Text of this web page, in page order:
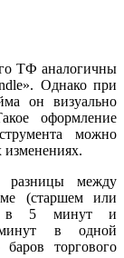
ТФ аналогичны
Однако при
он визуально
оформление
можно
между
(старшем или
в 5 минут и
в одной
торгового